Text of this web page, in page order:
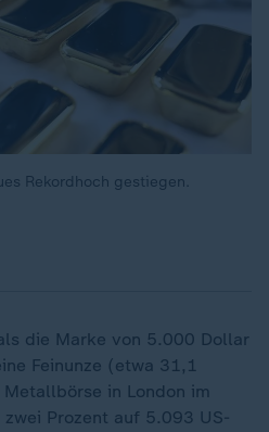
Rekordhoch gestiegen.
die Marke von 5.000 Dollar
Feinunze (etwa 31,1
in London im
Prozent auf 5.093 US-